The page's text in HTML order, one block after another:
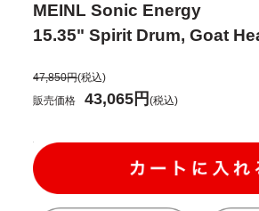
MEINL Sonic Energy
15.35" Spirit Drum, Goat
47,850円(税込)
販売価格
43,065円(税込)